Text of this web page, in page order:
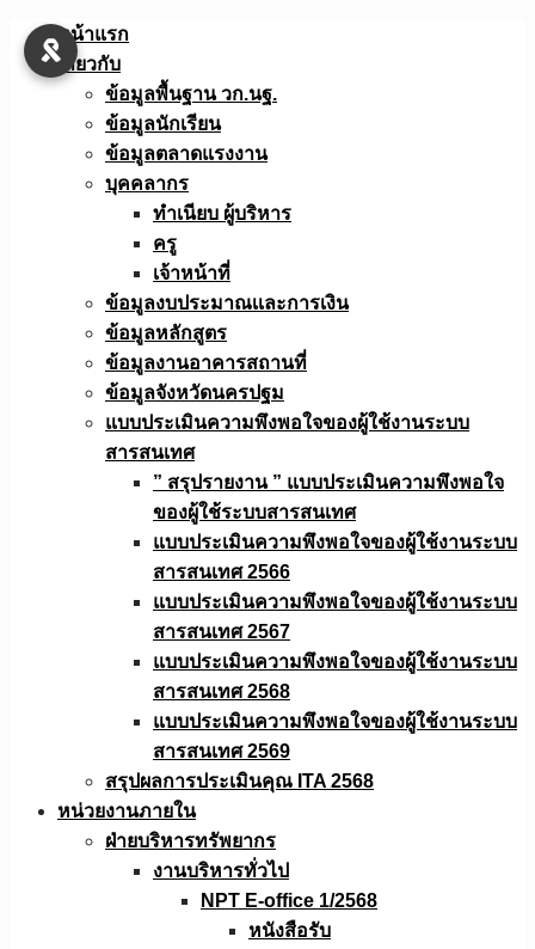
Skip
หน้าแรก
เกี่ยวกับ
ข้อมูลพื้นฐาน วก.นฐ.
ข้อมูลนักเรียน
ข้อมูลตลาดแรงงาน
บุคคลากร
ทำเนียบ ผู้บริหาร
ครู
เจ้าหน้าที่
ข้อมูลงบประมาณเเละการเงิน
ข้อมูลหลักสูตร
ข้อมูลงานอาคารสถานที่
ข้อมูลจังหวัดนครปฐม
แบบประเมินความพึงพอใจของผู้ใช้งานระบบ
สารสนเทศ
” สรุปรายงาน ” แบบประเมินความพึงพอใจ
ของผู้ใช้ระบบสารสนเทศ
แบบประเมินความพึงพอใจของผู้ใช้งานระบบ
สารสนเทศ 2566
แบบประเมินความพึงพอใจของผู้ใช้งานระบบ
สารสนเทศ 2567
แบบประเมินความพึงพอใจของผู้ใช้งานระบบ
สารสนเทศ 2568
แบบประเมินความพึงพอใจของผู้ใช้งานระบบ
สารสนเทศ 2569
สรุปผลการประเมินคุณ ITA 2568
หน่วยงานภายใน
ฝ่ายบริหารทรัพยากร
งานบริหารทั่วไป
NPT E-office 1/2568
หนังสือรับ